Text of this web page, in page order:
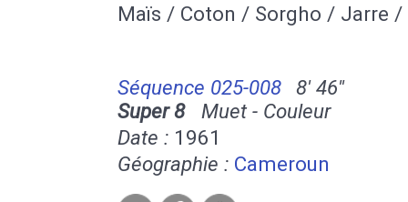
Maïs / Coton / Sorgho / Jarre /
Séquence 025-008
8' 46''
Super 8Muet - Couleur
Date : 1961
Géographie : Cameroun